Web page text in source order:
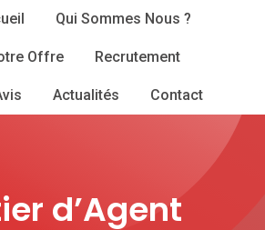
Qui Sommes Nous ?
Offre Recrutement
Actualités Contact
d’Agent